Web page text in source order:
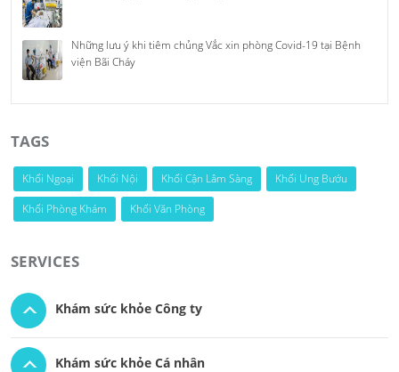
Những lưu ý khi tiêm chủng Vắc xin phòng Covid-19 tại Bệnh
viện Bãi Cháy
TAGS
Khối Ngoại Khối Nội Khối Cận Lâm Sàng
Khối Ung Bướu
Khối Phòng Khám
Khối Văn Phòng
SERVICES
Khám sức khỏe Công ty
Khám sức khỏe Cá nhân